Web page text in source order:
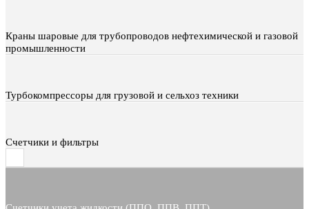
Краны шаровые для трубопроводов нефтехимической и газовой
промышленности
Турбокомпрессоры для грузовой и сельхоз техники
Счетчики и фильтры